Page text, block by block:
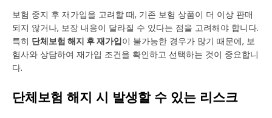
보험 중지 후 재가입을 고려할 때, 기존 보험 상품이 더 이상 판매
되지 않거나, 보장 내용이 달라질 수 있다는 점을 고려해야 합니다.
특히 단체보험 해지 후 재가입이 불가능한 경우가 많기 때문에, 보
험사와 상담하여 재가입 조건을 확인하고 선택하는 것이 중요합니
다.
단체보험 해지 시 발생할 수 있는 리스크